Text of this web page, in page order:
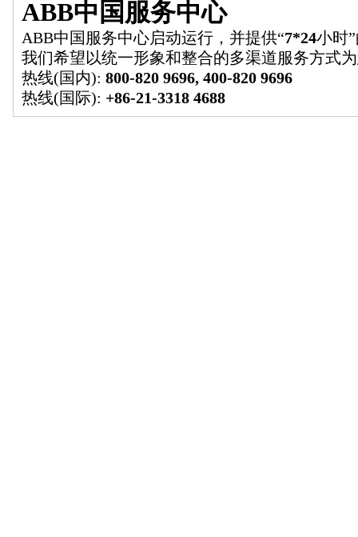
ABB中国服务中心
ABB中国服务中心启动运行，并提供“7*24小时
我们希望以统一形象和整合的多渠道服务方式
热线(国内): 800-820 9696, 400-820 9696
热线(国际): +86-21-3318 4688